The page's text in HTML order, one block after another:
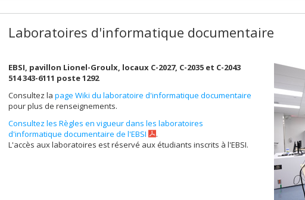
Laboratoires d'informatique documentaire
EBSI, pavillon Lionel-Groulx, locaux C-2027, C-2035 et C-2043
514 343-6111 poste 1292
Consultez la page Wiki du laboratoire d'informatique documentaire
pour plus de renseignements.
Consultez les Règles en vigueur dans les laboratoires
d'informatique documentaire de l'EBSI
.
L'accès aux laboratoires est réservé aux étudiants inscrits à l'EBSI.